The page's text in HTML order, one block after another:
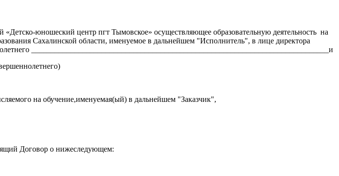
юношеский центр пгт Тымовское» осуществляющее образовательную деятельность на
Сахалинской области, именуемое в дальнейшем "Исполнитель", в лице директора
____________________________________________________________________________и
на обучение,именуемая(ый) в дальнейшем "Заказчик",
Договор о нижеследующем: